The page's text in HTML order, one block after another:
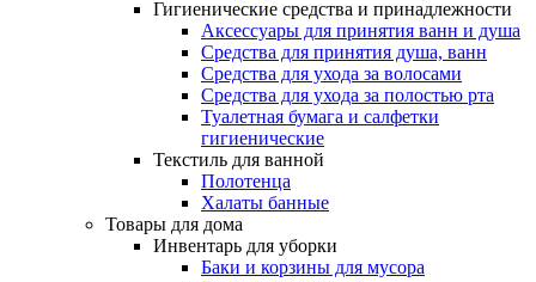
Гигиенические средства и принадлежности
Аксессуары для принятия ванн и душа
Средства для принятия душа, ванн
Средства для ухода за волосами
Средства для ухода за полостью рта
Туалетная бумага и салфетки
гигиенические
Текстиль для ванной
Полотенца
Халаты банные
Товары для дома
Инвентарь для уборки
Баки и корзины для мусора